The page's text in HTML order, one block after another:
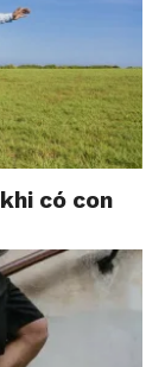
có con